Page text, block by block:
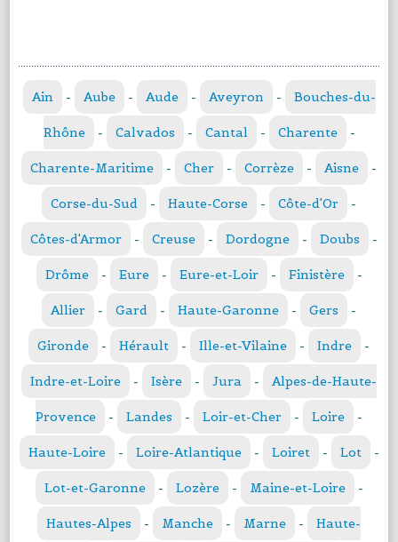
Ain - Aube - Aude - Aveyron - Bouches-du-
Rhône - Calvados - Cantal - Charente -
Charente-Maritime - Cher - Corrèze - Aisne -
Corse-du-Sud - Haute-Corse - Côte-d'Or -
Côtes-d'Armor - Creuse - Dordogne - Doubs -
Drôme - Eure - Eure-et-Loir - Finistère -
Allier - Gard - Haute-Garonne - Gers -
Gironde - Hérault - Ille-et-Vilaine - Indre -
Indre-et-Loire - Isère - Jura - Alpes-de-Haute-
Provence - Landes - Loir-et-Cher - Loire -
Haute-Loire - Loire-Atlantique - Loiret - Lot -
Lot-et-Garonne - Lozère - Maine-et-Loire -
Hautes-Alpes - Manche - Marne - Haute-